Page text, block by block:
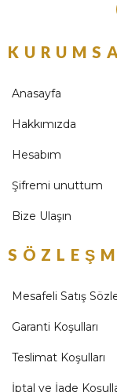
Anasayfa
Hakkımızda
Hesabım
Şifremi unuttum
Bize Ulaşın
Mesafeli Satış
Garanti Koşulları
Teslimat Koşulları
İptal ve İade